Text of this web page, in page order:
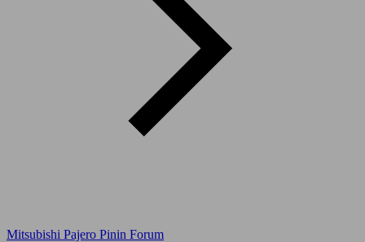
Mitsubishi Pajero Pinin Forum